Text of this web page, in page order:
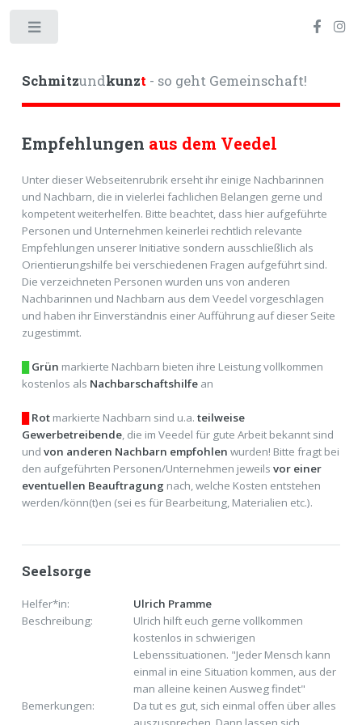
Schmitzundkunzt- so geht Gemeinschaft!
Empfehlungen aus dem Veedel
Unter dieser Webseitenrubrik erseht ihr einige Nachbarinnen
und Nachbarn, die in vielerlei fachlichen Belangen gerne und
kompetent weiterhelfen. Bitte beachtet, dass hier aufgeführte
Personen und Unternehmen keinerlei rechtlich relevante
Empfehlungen unserer Initiative sondern ausschließlich als
Orientierungshilfe bei verschiedenen Fragen aufgeführt sind.
Die verzeichneten Personen wurden uns von anderen
Nachbarinnen und Nachbarn aus dem Veedel vorgeschlagen
und haben ihr Einverständnis einer Aufführung auf dieser Seite
zugestimmt.
Grün markierte Nachbarn bieten ihre Leistung vollkommen
kostenlos als Nachbarschaftshilfean
Rot markierte Nachbarn sind u.a. teilweise
Gewerbetreibende, die im Veedel für gute Arbeit bekannt sind
und von anderen Nachbarn empfohlen wurden! Bitte fragt bei
den aufgeführten Personen/Unternehmen jeweils vor einer
eventuellen Beauftragung nach, welche Kosten entstehen
werden/könn(t)en (sei es für Bearbeitung, Materialien etc.).
Seelsorge
Helfer*in:
Ulrich Pramme
Beschreibung:
Ulrich hilft euch gerne vollkommen
kostenlos in schwierigen
Lebenssituationen. "Jeder Mensch kann
einmal in eine Situation kommen, aus der
man alleine keinen Ausweg findet"
Bemerkungen:
Da tut es gut, sich einmal offen über alles